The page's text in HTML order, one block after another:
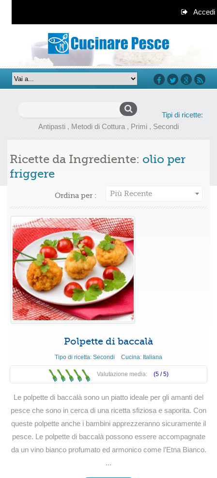
Accedi
Tipi di ricette:
Antipasti , Metodi di Cottura , Primi , Secondi
Ricette da Ingrediente: olio per
friggere
Ordina per : Più Recente
Polpette di baccalà
Tipo di ricetta: Secondi Cucina: Italiana
Valutazione media: (5 /5)
Le polpette di baccalà sono un piatto ideale per gli amanti del
pesce che sono in cerca di una ricetta sfiziosa e saporita. Con
queste polpette anche i bambini apprezzeranno sicuramente il
pesce. Le polpette di baccalà possono essere accompagnate
da un vino bianco profumato ed armonico come l’Etna Bianco.
...